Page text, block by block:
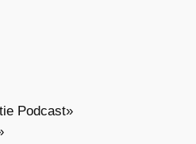
Podcast»